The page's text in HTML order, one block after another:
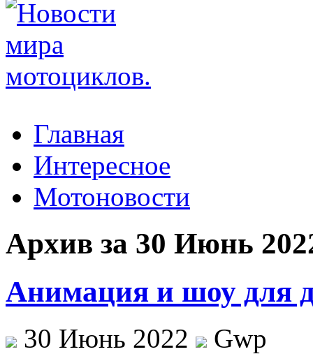
Главная
Интересное
Мотоновости
Архив за 30 Июнь
Анимация и шоу для
30 Июнь 2022
Gwp